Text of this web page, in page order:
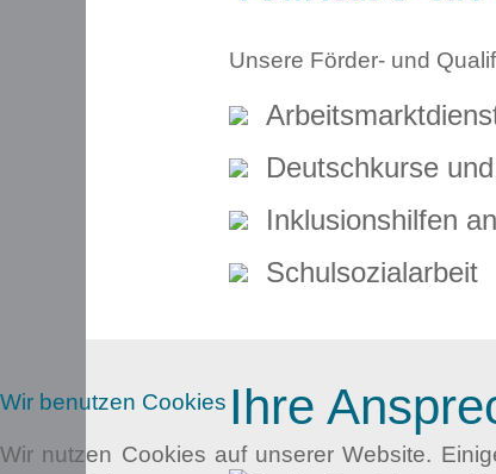
Unsere Förder- und
Deutschkurse
Inklusionshilfen
Schulsozialarbeit
Ihre
Wir benutzen Cookies
Wir nutzen Cookies auf unserer Website.